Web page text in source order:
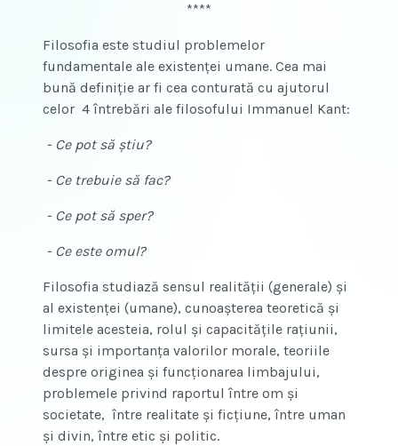
****
Filosofia este studiul problemelor
fundamentale ale existenței umane. Cea mai
bună definiție ar fi cea conturată cu ajutorul
celor 4 întrebări ale filosofului Immanuel Kant:
- Ce pot să știu?
- Ce trebuie să fac?
- Ce pot să sper?
- Ce este omul?
Filosofia studiază sensul realității (generale) și
al existenței (umane), cunoașterea teoretică și
limitele acesteia, rolul și capacitățile rațiunii,
sursa și importanța valorilor morale, teoriile
despre originea și funcționarea limbajului,
problemele privind raportul între om și
societate, între realitate și ficțiune, între uman
și divin, între etic și politic.